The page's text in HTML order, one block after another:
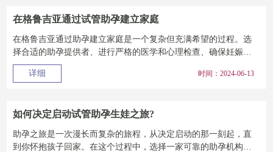
在格鲁吉亚通过试管助孕建立家庭
在格鲁吉亚通过助孕建立家庭是一个复杂但充满希望的过程。选
择合适的助孕提供者、进行严格的医学和心理检查、确保妊娠期
的专门护理以及选择...
详细
时间：2024-06-13
如何决定启动试管助孕生娃之旅?
助孕之旅是一次漫长而复杂的旅程，从决定启动的那一刻起，直
到你怀抱孩子回家。在这个过程中，选择一家可靠的助孕机构，